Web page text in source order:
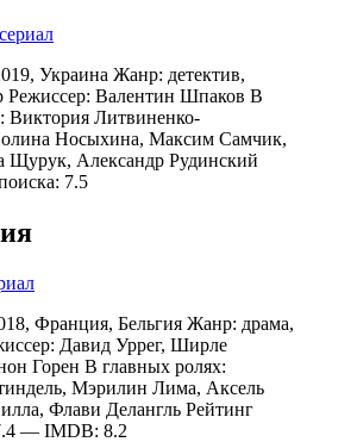
Украина Жанр: детектив,
Режиссер: Валентин Шпаков В
Виктория Литвиненко-
Носыхина, Максим Самчик,
Щурук, Александр Рудинский
7.5
Франция, Бельгия Жанр: драма,
Давид Уррег, Ширле
Горен В главных ролях:
Мэрилин Лима, Аксель
Флави Делангль Рейтинг
— IMDB: 8.2